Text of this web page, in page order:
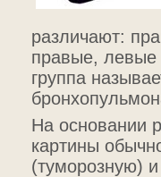
различают:
правые, левые
группа
На основании
картины
(туморозную)